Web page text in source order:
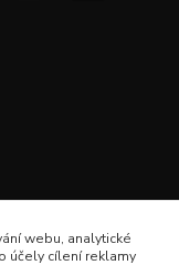
webu, analytické
účely cílení reklamy